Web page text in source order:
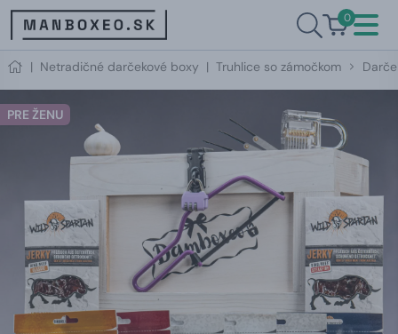
0
| Netradičné darčekové boxy | Truhlice so zámočkom
PRE ŽENU